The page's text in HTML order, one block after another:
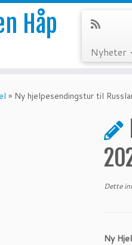
Håp
Nyheter
» Ny hjelpesendingstur til
Dette
Ny